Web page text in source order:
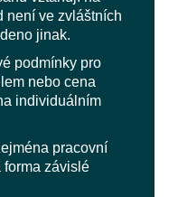
není ve zvláštních
jinak.
podmínky pro
nebo cena
individuálním
pracovní
forma závislé